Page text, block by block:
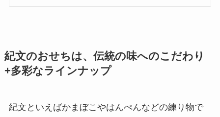
紀文のおせちは、伝統の味へのこだわり
+多彩なラインナップ
紀文といえばかまぼこやはんぺんなどの練り物で